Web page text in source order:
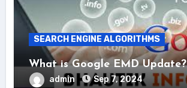
SEARCH ENGINE ALGORITHMS
What is Google EMD Update?
admin Sep 7, 2024